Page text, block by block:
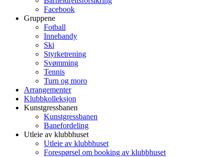
Facebook
Gruppene
Fotball
Innebandy
Ski
Styrketrening
Svømming
Tennis
Turn og moro
Arrangementer
Klubbkolleksjon
Kunstgressbanen
Kunstgressbanen
Banefordeling
Utleie av klubbhuset
Utleie av klubbhuset
Forespørsel om booking av klubbhuset